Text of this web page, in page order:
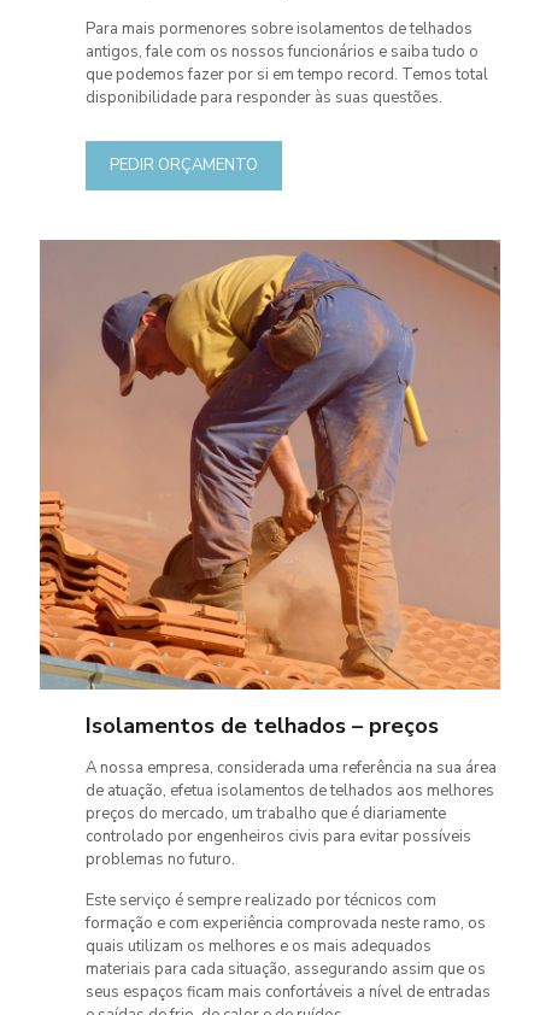
Para mais pormenores sobre isolamentos de telhados
antigos, fale com os nossos funcionários e saiba tudo o
que podemos fazer por si em tempo record. Temos total
disponibilidade para responder às suas questões.
PEDIR ORÇAMENTO
Isolamentos de telhados – preços
A nossa empresa, considerada uma referência na sua área
de atuação, efetua isolamentos de telhados aos melhores
preços do mercado, um trabalho que é diariamente
controlado por engenheiros civis para evitar possíveis
problemas no futuro.
Este serviço é sempre realizado por técnicos com
formação e com experiência comprovada neste ramo, os
quais utilizam os melhores e os mais adequados
materiais para cada situação, assegurando assim que os
seus espaços ficam mais confortáveis a nível de entradas